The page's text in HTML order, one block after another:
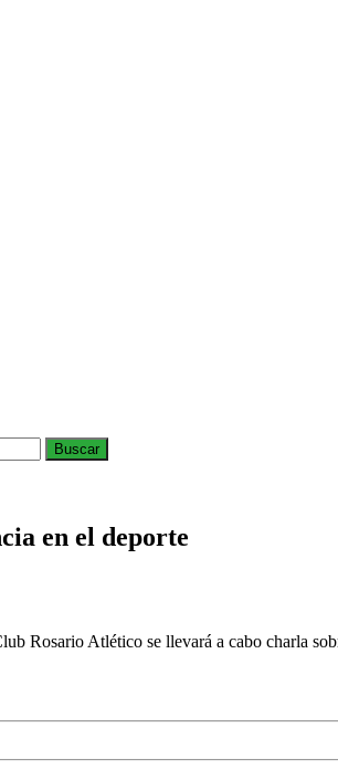
en el deporte
Rosario Atlético se llevará a cabo charla